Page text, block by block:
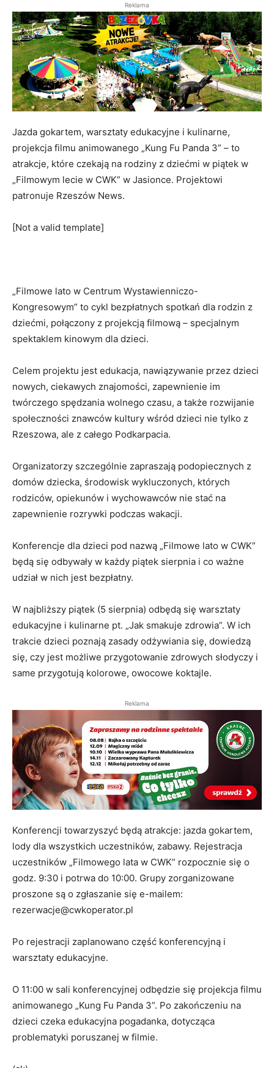
Reklama
Jazda gokartem, warsztaty edukacyjne i kulinarne,
projekcja filmu animowanego „Kung Fu Panda 3” – to
atrakcje, które czekają na rodziny z dziećmi w piątek w
„Filmowym lecie w CWK” w Jasionce. Projektowi
patronuje Rzeszów News.
[Not a valid template]
„Filmowe lato w Centrum Wystawienniczo-
Kongresowym” to cykl bezpłatnych spotkań dla rodzin z
dziećmi, połączony z projekcją filmową – specjalnym
spektaklem kinowym dla dzieci.
Celem projektu jest edukacja, nawiązywanie przez dzieci
nowych, ciekawych znajomości, zapewnienie im
twórczego spędzania wolnego czasu, a także rozwijanie
społeczności znawców kultury wśród dzieci nie tylko z
Rzeszowa, ale z całego Podkarpacia.
Organizatorzy szczególnie zapraszają podopiecznych z
domów dziecka, środowisk wykluczonych, których
rodziców, opiekunów i wychowawców nie stać na
zapewnienie rozrywki podczas wakacji.
Konferencje dla dzieci pod nazwą „Filmowe lato w CWK”
będą się odbywały w każdy piątek sierpnia i co ważne
udział w nich jest bezpłatny.
W najbliższy piątek (5 sierpnia) odbędą się warsztaty
edukacyjne i kulinarne pt. „Jak smakuje zdrowia”. W ich
trakcie dzieci poznają zasady odżywiania się, dowiedzą
się, czy jest możliwe przygotowanie zdrowych słodyczy i
same przygotują kolorowe, owocowe koktajle.
Reklama
Konferencji towarzyszyć będą atrakcje: jazda gokartem,
lody dla wszystkich uczestników, zabawy. Rejestracja
uczestników „Filmowego lata w CWK” rozpocznie się o
godz. 9:30 i potrwa do 10:00. Grupy zorganizowane
proszone są o zgłaszanie się e-mailem:
rezerwacje@cwkoperator.pl
Po rejestracji zaplanowano część konferencyjną i
warsztaty edukacyjne.
O 11:00 w sali konferencyjnej odbędzie się projekcja filmu
animowanego „Kung Fu Panda 3”. Po zakończeniu na
dzieci czeka edukacyjna pogadanka, dotycząca
problematyki poruszanej w filmie.